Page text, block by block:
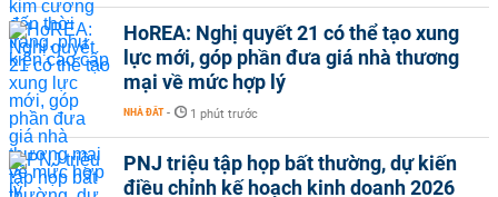
HoREA: Nghị quyết 21 có thể tạo xung
lực mới, góp phần đưa giá nhà thương
mại về mức hợp lý
NHÀ ĐẤT - 1 phút trước
PNJ triệu tập họp bất thường, dự kiến
điều chỉnh kế hoạch kinh doanh 2026